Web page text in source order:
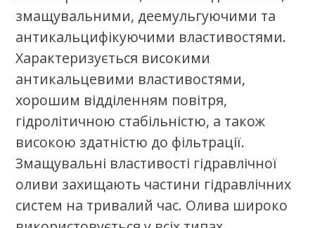
Стань сертифікаваним партнером
олив К2 в своєму регіоні.